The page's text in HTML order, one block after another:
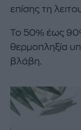
επίσης τη
Το 50% έως
θερμοπληξία
βλάβη.